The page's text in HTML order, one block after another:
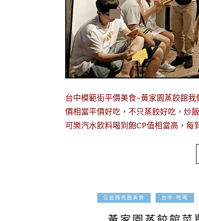
台中模範街平價美食~黃家園蒸餃館
價相當平價好吃，不只蒸餃好吃，炒
可樂汽水飲料喝到飽CP值相當高，
公益路商圈美食 台中-吃喝